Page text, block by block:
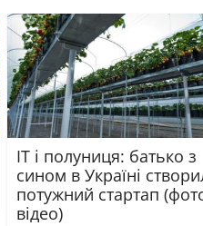
ІТ і полуниця: батько з
сином в Україні
потужний стартап
відео)